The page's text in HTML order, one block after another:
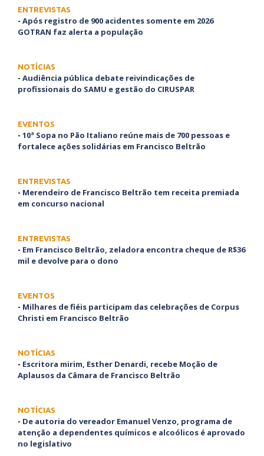
ENTREVISTAS
- Após registro de 900 acidentes somente em 2026
GOTRAN faz alerta a população
NOTÍCIAS
- Audiência pública debate reivindicações de
profissionais do SAMU e gestão do CIRUSPAR
EVENTOS
- 10ª Sopa no Pão Italiano reúne mais de 700 pessoas e
fortalece ações solidárias em Francisco Beltrão
ENTREVISTAS
- Merendeiro de Francisco Beltrão tem receita premiada
em concurso nacional
ENTREVISTAS
- Em Francisco Beltrão, zeladora encontra cheque de R$36
mil e devolve para o dono
EVENTOS
- Milhares de fiéis participam das celebrações de Corpus
Christi em Francisco Beltrão
NOTÍCIAS
- Escritora mirim, Esther Denardi, recebe Moção de
Aplausos da Câmara de Francisco Beltrão
NOTÍCIAS
- De autoria do vereador Emanuel Venzo, programa de
atenção a dependentes químicos e alcoólicos é aprovado
no legislativo